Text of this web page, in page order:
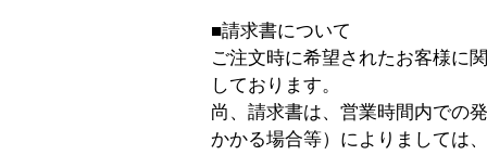
■請求書について
ご注文時に希望されたお客様に
しております。
尚、請求書は、営業時間内での
かかる場合等）によりましては